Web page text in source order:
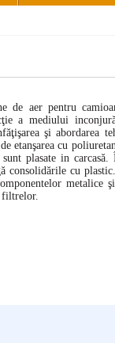
aer pentru
a mediului
şi abordarea
etanşarea cu
sunt plasate in
consolidările cu
metalice
filtrelor.